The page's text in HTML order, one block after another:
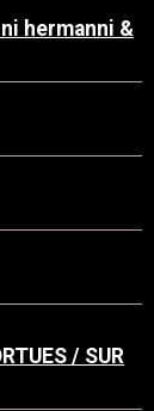
hermanni &
/ SUR